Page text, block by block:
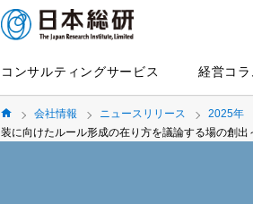
コンサルティングサービス 経営コラ
会社情報 ニュースリリース 2025年
装に向けたルール形成の在り方を議論する場の創出